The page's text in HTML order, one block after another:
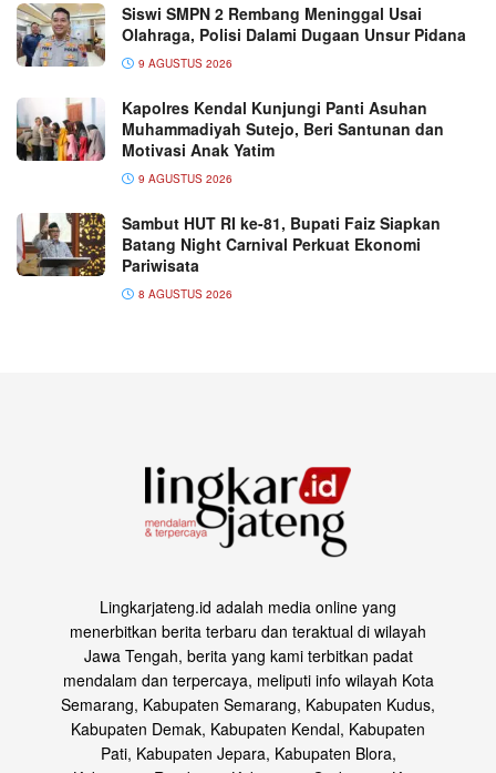
Siswi SMPN 2 Rembang Meninggal Usai
Olahraga, Polisi Dalami Dugaan Unsur Pidana
9 AGUSTUS 2026
Kapolres Kendal Kunjungi Panti Asuhan
Muhammadiyah Sutejo, Beri Santunan dan
Motivasi Anak Yatim
9 AGUSTUS 2026
Sambut HUT RI ke-81, Bupati Faiz Siapkan
Batang Night Carnival Perkuat Ekonomi
Pariwisata
8 AGUSTUS 2026
Lingkarjateng.id adalah media online yang
menerbitkan berita terbaru dan teraktual di wilayah
Jawa Tengah, berita yang kami terbitkan padat
mendalam dan terpercaya, meliputi info wilayah Kota
Semarang, Kabupaten Semarang, Kabupaten Kudus,
Kabupaten Demak, Kabupaten Kendal, Kabupaten
Pati, Kabupaten Jepara, Kabupaten Blora,